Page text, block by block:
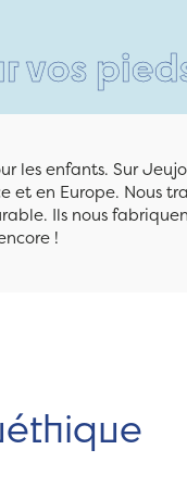
•Si
les enfants. Sur
en Europe. Nous
Ils nous
!